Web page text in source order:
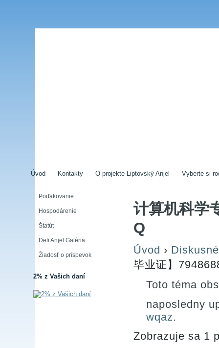
Úvod Kontakty O projekte Liptovský Anjel Vyberte si
Poďakovanie
Hospodárenie
Štatút
Deti Anjel Galéria
Žiadosť o príspevok
2% z Vašich daní
计算机科学
Q
Úvod ›
毕业证】
Toto téma
naposledny
wqaz.
Zobrazuje sa 1